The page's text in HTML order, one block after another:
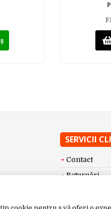
SERVICII
Contact
Returnări
GDPR